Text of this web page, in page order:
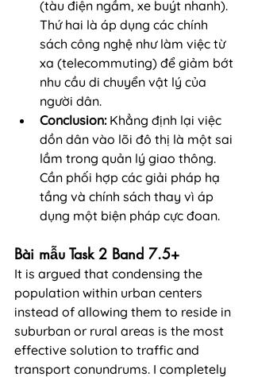
(tàu điện ngầm, xe buýt nhanh).
Thứ hai là áp dụng các chính
sách công nghệ như làm việc từ
xa (telecommuting) để giảm bớt
nhu cầu di chuyển vật lý của
người dân.
Conclusion: Khẳng định lại việc
dồn dân vào lõi đô thị là một sai
lầm trong quản lý giao thông.
Cần phối hợp các giải pháp hạ
tầng và chính sách thay vì áp
dụng một biện pháp cực đoan.
Bài mẫu Task 2 Band 7.5+
It is argued that condensing the
population within urban centers
instead of allowing them to reside in
suburban or rural areas is the most
effective solution to traffic and
transport conundrums. I completely